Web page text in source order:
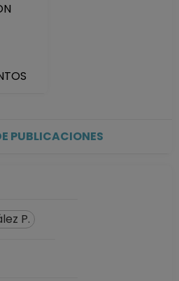
(fecha inicial de
PUBLICACIONES
P.